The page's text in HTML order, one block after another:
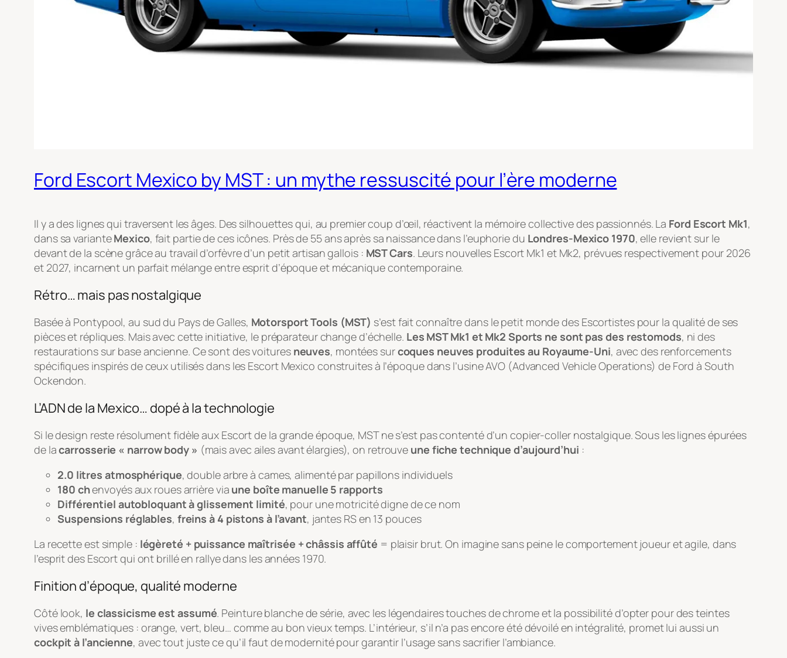
Ford Escort Mexico by MST : un mythe ressuscité pour l’ère moderne
Il y a des lignes qui traversent les âges. Des silhouettes qui, au premier coup d’œil, réactivent la mémoire collective des passionnés. La Ford Escort Mk1,
dans sa varianteMexico, fait partie de ces icônes. Près de 55 ans après sa naissance dans l’euphorie du Londres-Mexico 1970, elle revient sur le
devant de la scène grâce au travail d’orfèvre d’un petit artisan gallois : MST Cars. Leurs nouvelles Escort Mk1 et Mk2, prévues respectivement pour 2026
et 2027, incarnent un parfait mélange entre esprit d’époque et mécanique contemporaine.
Rétro… mais pas nostalgique
Basée à Pontypool, au sud du Pays de Galles, Motorsport Tools (MST) s’est fait connaître dans le petit monde des Escortistes pour la qualité de ses
pièces et répliques. Mais avec cette initiative, le préparateur change d’échelle. Les MST Mk1 et Mk2 Sports ne sont pas des restomods, ni des
restaurations sur base ancienne. Ce sont des voitures neuves, montées surcoques neuves produites au Royaume-Uni, avec des renforcements
spécifiques inspirés de ceux utilisés dans les Escort Mexico construites à l’époque dans l’usine AVO (Advanced Vehicle Operations) de Ford à South
Ockendon.
L’ADN de la Mexico… dopé à la technologie
Si le design reste résolument fidèle aux Escort de la grande époque, MST ne s’est pas contenté d’un copier-coller nostalgique. Sous les lignes épurées
de lacarrosserie « narrow body » (mais avec ailes avant élargies), on retrouve une fiche technique d’aujourd’hui :
2.0 litres atmosphérique, double arbre à cames, alimenté par papillons individuels
180 chenvoyés aux roues arrière via une boîte manuelle 5 rapports
Différentiel autobloquant à glissement limité, pour une motricité digne de ce nom
Suspensions réglables, freins à 4 pistons à l’avant, jantes RS en 13 pouces
La recette est simple : légèreté + puissance maîtrisée + châssis affûté = plaisir brut. On imagine sans peine le comportement joueur et agile, dans
l’esprit des Escort qui ont brillé en rallye dans les années 1970.
Finition d’époque, qualité moderne
Côté look, le classicisme est assumé. Peinture blanche de série, avec les légendaires touches de chrome et la possibilité d’opter pour des teintes
vives emblématiques : orange, vert, bleu… comme au bon vieux temps. L’intérieur, s’il n’a pas encore été dévoilé en intégralité, promet lui aussi un
cockpit à l’ancienne, avec tout juste ce qu’il faut de modernité pour garantir l’usage sans sacrifier l’ambiance.